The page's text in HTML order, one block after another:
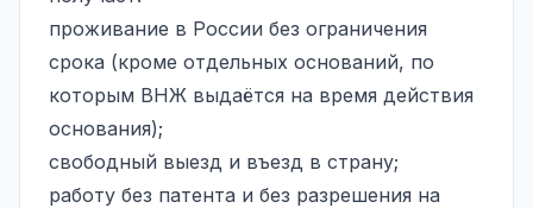
проживание в России без ограничения
срока (кроме отдельных оснований, по
которым ВНЖ выдаётся на время действия
основания);
свободный выезд и въезд в страну;
работу без патента и без разрешения на